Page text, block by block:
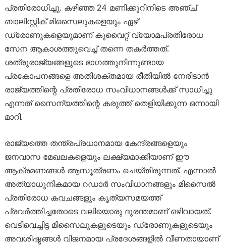
പ്രതിരോധിച്ചു. കഴിഞ്ഞ 24 മണിക്കൂറിനിടെ അഞ്ച്
ബാലിസ്റ്റിക് മിസൈലുകളെയും ഏഴ്
ഡ്രോണുകളെയുമാണ് കുവൈറ്റ് വ്യോമപ്രതിരോധ
സേന ആകാശത്തുവെച്ച് തന്നെ തകർത്തത്.
ശത്രുരാജ്യങ്ങളുടെ ഭാഗത്തുനിന്നുണ്ടായ
പ്രകോപനങ്ങളെ അതിശക്തമായ രീതിയിൽ നേരിടാൻ
രാജ്യത്തിന്റെ പ്രതിരോധ സംവിധാനങ്ങൾക്ക് സാധിച്ചു
എന്നത് സൈന്യത്തിന്റെ കരുത്ത് തെളിയിക്കുന്ന ഒന്നായി
മാറി.
രാജ്യത്തെ തന്ത്രപ്രധാനമായ കേന്ദ്രങ്ങളെയും
ജനവാസ മേഖലകളെയും ലക്ഷ്യമാക്കിയാണ് ഈ
ആക്രമണങ്ങൾ ആസൂത്രണം ചെയ്തിരുന്നത്. എന്നാൽ
അത്യാധുനികമായ റഡാർ സംവിധാനങ്ങളും മിസൈൽ
പ്രതിരോധ കവചങ്ങളും കൃത്യസമയത്ത്
പ്രവർത്തിച്ചതോടെ വലിയൊരു ദുരന്തമാണ് ഒഴിവായത്.
വെടിവെച്ചിട്ട മിസൈലുകളുടെയും ഡ്രോണുകളുടെയും
അവശിഷ്ടങ്ങൾ വിജനമായ പ്രദേശങ്ങളിൽ വീണതായാണ്